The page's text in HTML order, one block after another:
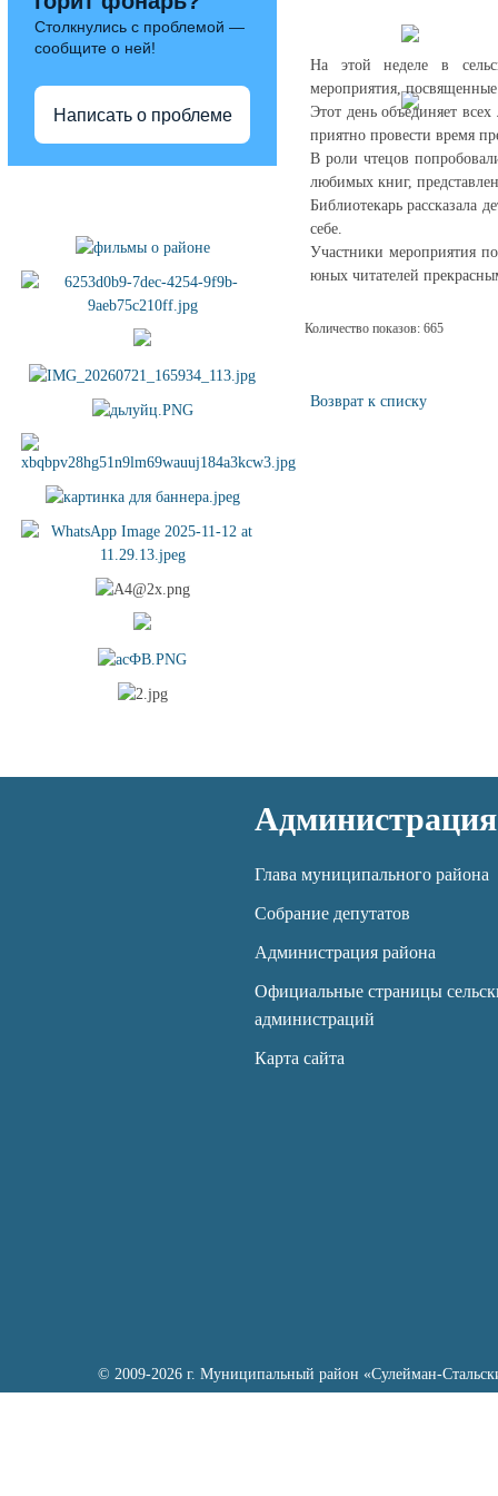
Столкнулись с проблемой —
сообщите о ней!
Написать о проблеме
На этой неделе в
мероприятия,
Этот день объединяет
приятно провести время
В роли чтецов
любимых книг,
Библиотекарь рассказала
себе.
Участники мероприятия
юных читателей
Количество показов: 665
Возврат к списку
Администрация
Глава муниципального района
Собрание депутатов
Администрация района
Официальные страницы
администраций
Карта сайта
© 2009-2026 г. Муниципальный район «Сулейман-